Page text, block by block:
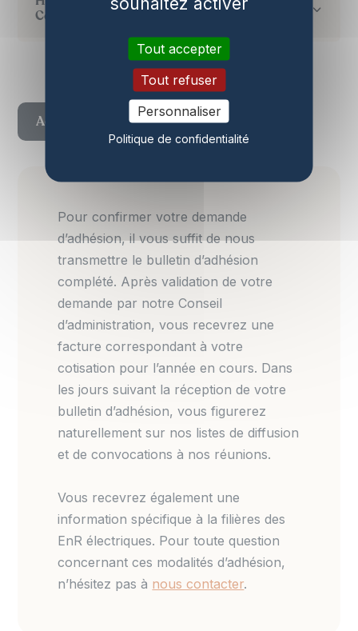
Constructeurs
Accéder au bulletin d’adhésion
Pour confirmer votre demande
d’adhésion, il vous suffit de nous
transmettre le bulletin d’adhésion
complété. Après validation de votre
demande par notre Conseil
d’administration, vous recevrez une
facture correspondant à votre
cotisation pour l’année en cours. Dans
les jours suivant la réception de votre
bulletin d’adhésion, vous figurerez
naturellement sur nos listes de diffusion
et de convocations à nos réunions.
Vous recevrez également une
information spécifique à la filières des
EnR électriques. Pour toute question
concernant ces modalités d’adhésion,
n’hésitez pas à nous contacter.
Tout accepter
Tout refuser
Personnaliser
Politique de confidentialité